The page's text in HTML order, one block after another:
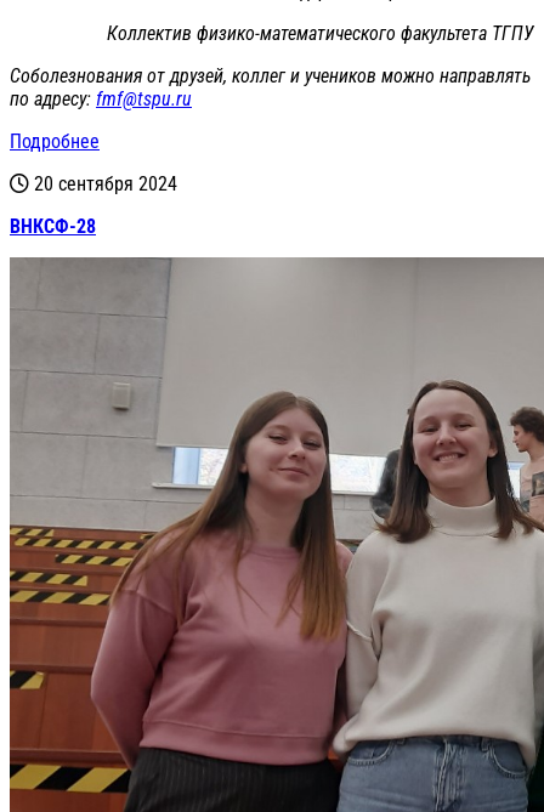
Коллектив физико-математического факультета ТГПУ
Соболезнования от друзей, коллег и учеников можно направлять
по адресу: fmf@tspu.ru
Подробнее
20 сентября 2024
ВНКСФ-28